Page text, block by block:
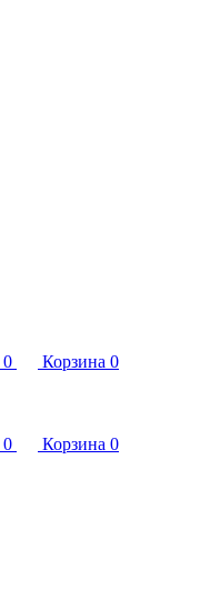
0 Корзина 0
0 Корзина 0